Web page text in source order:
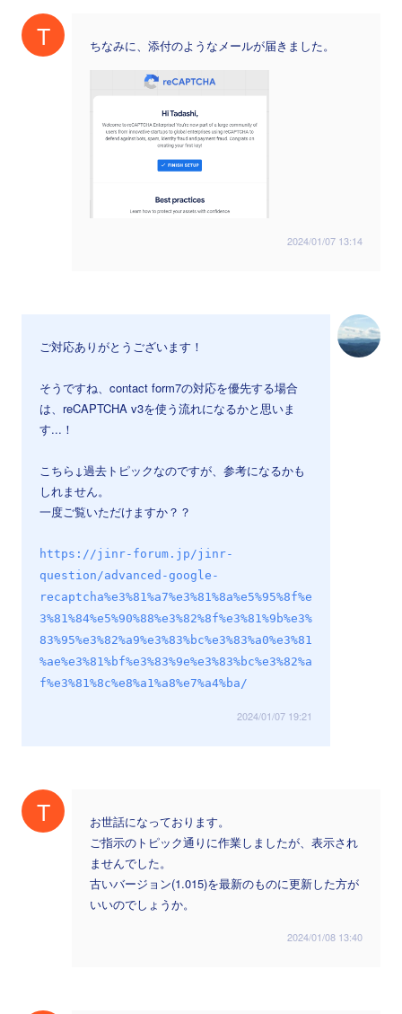
T ちなみに、添付のようなメールが届きました。
2024/01/07 13:14
ご対応ありがとうございます！
そうですね、contact form7の対応を優先する場合
は、reCAPTCHA v3を使う流れになるかと思いま
す...！
こちら↓過去トピックなのですが、参考になるかも
しれません。
一度ご覧いただけますか？？
https://jinr-forum.jp/jinr-
question/advanced-google-
recaptcha%e3%81%a7%e3%81%8a%e5%95%8f%e
3%81%84%e5%90%88%e3%82%8f%e3%81%9b%e3%
83%95%e3%82%a9%e3%83%bc%e3%83%a0%e3%81
%ae%e3%81%bf%e3%83%9e%e3%83%bc%e3%82%a
f%e3%81%8c%e8%a1%a8%e7%a4%ba/
2024/01/07 19:21
T
お世話になっております。
ご指示のトピック通りに作業しましたが、表示され
ませんでした。
古いバージョン(1.015)を最新のものに更新した方が
いいのでしょうか。
2024/01/08 13:40